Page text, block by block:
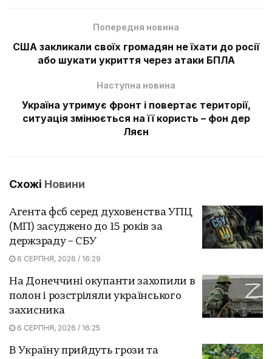
Попередня новина
США закликали своїх громадян не їхати до росії
або шукати укриття через атаки БПЛА
Наступна новина
Україна утримує фронт і повертає території,
ситуація змінюється на її користь – фон дер
Ляєн
Схожі Новини
Агента фсб серед духовенства УПЦ
(МП) засуджено до 15 років за
держзраду – СБУ
6 СЕРПНЯ, 2026 / 16:29
На Донеччині окупанти захопили в
полон і розстріляли українського
захисника
6 СЕРПНЯ, 2026 / 16:25
В Україну прийдуть грози та